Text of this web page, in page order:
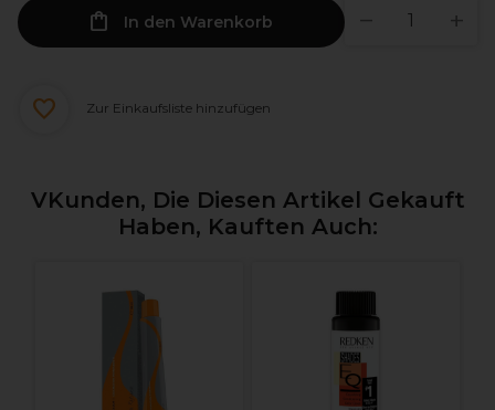
In den Warenkorb
Zur Einkaufsliste hinzufügen
VKunden, Die Diesen Artikel Gekauft
Haben, Kauften Auch: